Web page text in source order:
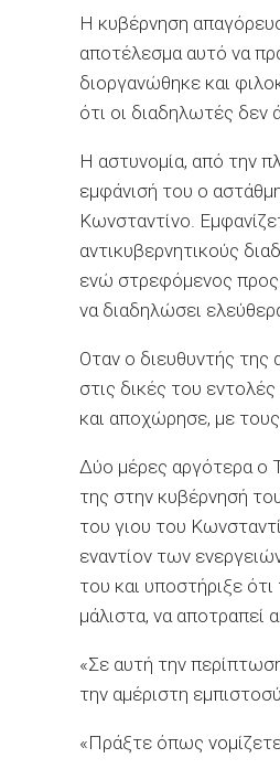
Η κυβέρνηση
αποτέλεσμα αυτό να
διοργανώθηκε και
ότι οι διαδηλωτές δεν
Η αστυνομία, από την
εμφάνισή του ο
Κωνσταντίνο.
αντικυβερνητικούς
ενώ στρεφόμενος προς
να διαδηλώσει
Οταν ο διευθυντής της
στις δικές του
και αποχώρησε, με
Δύο μέρες αργότερα ο
της στην κυβέρνησή
του γιου του
εναντίον των
του και υποστήριξε
μάλιστα, να αποτραπεί
«Σε αυτή την
την αμέριστη
«Πράξτε όπως